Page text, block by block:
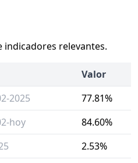
indicadores relevantes.
Valor
2025
77.81%
hoy
84.60%
2.53%